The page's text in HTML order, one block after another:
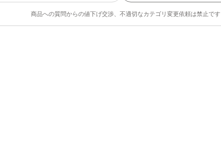
付与しています
全なユーザーです
商品への質問からの値下げ交渉、不適切なカテゴリ変更依頼は禁止です